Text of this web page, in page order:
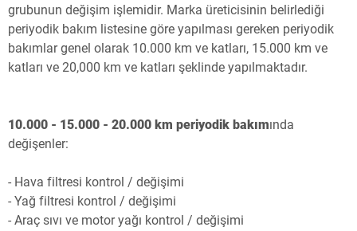
grubunun değişim işlemidir. Marka üreticisinin belirlediği
periyodik bakım listesine göre yapılması gereken periyodik
bakımlar genel olarak 10.000 km ve katları, 15.000 km ve
katları ve 20,000 km ve katları şeklinde yapılmaktadır.
10.000 - 15.000 - 20.000 km periyodik bakımında
değişenler:
- Hava filtresi kontrol / değişimi
- Yağ filtresi kontrol / değişimi
- Araç sıvı ve motor yağı kontrol / değişimi